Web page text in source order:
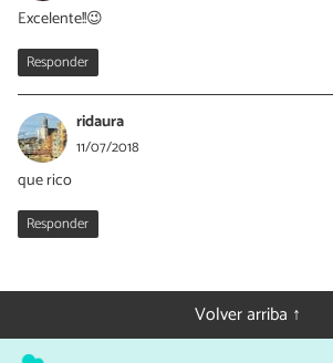
Excelente!!😉
Responder
ridaura
11/07/2018
que rico
Responder
Volver arriba ↑